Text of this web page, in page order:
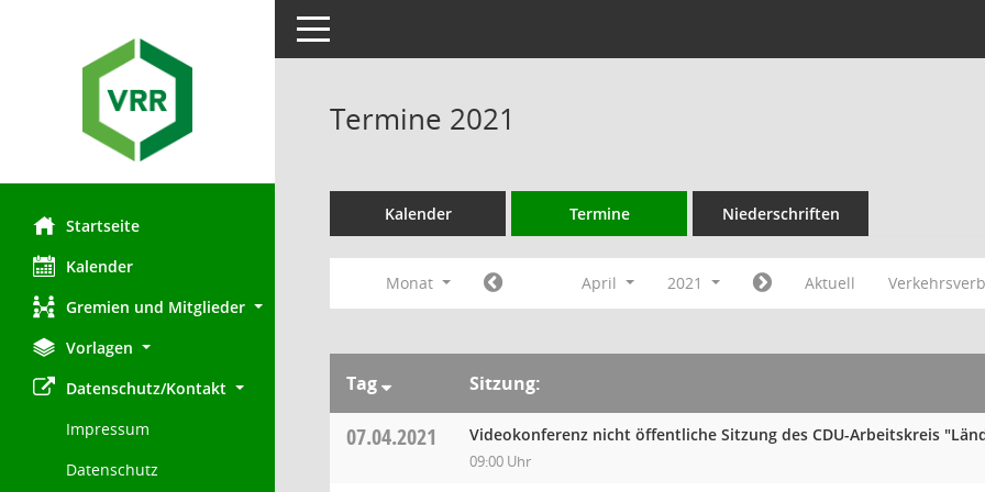
Startseite
Kalender
Gremien und Mitglieder
Vorlagen
Datenschutz/Kontakt
Impressum
Datenschutz
Toggle navigation
Termine 2021
Kalender Termine Niederschriften
Monat April 2021 Aktuell
Tag Sitzung:
07.04.2021 Videokonferenz nicht öffentliche Sitzung des CDU-Arbeitskreis
09:00 Uhr